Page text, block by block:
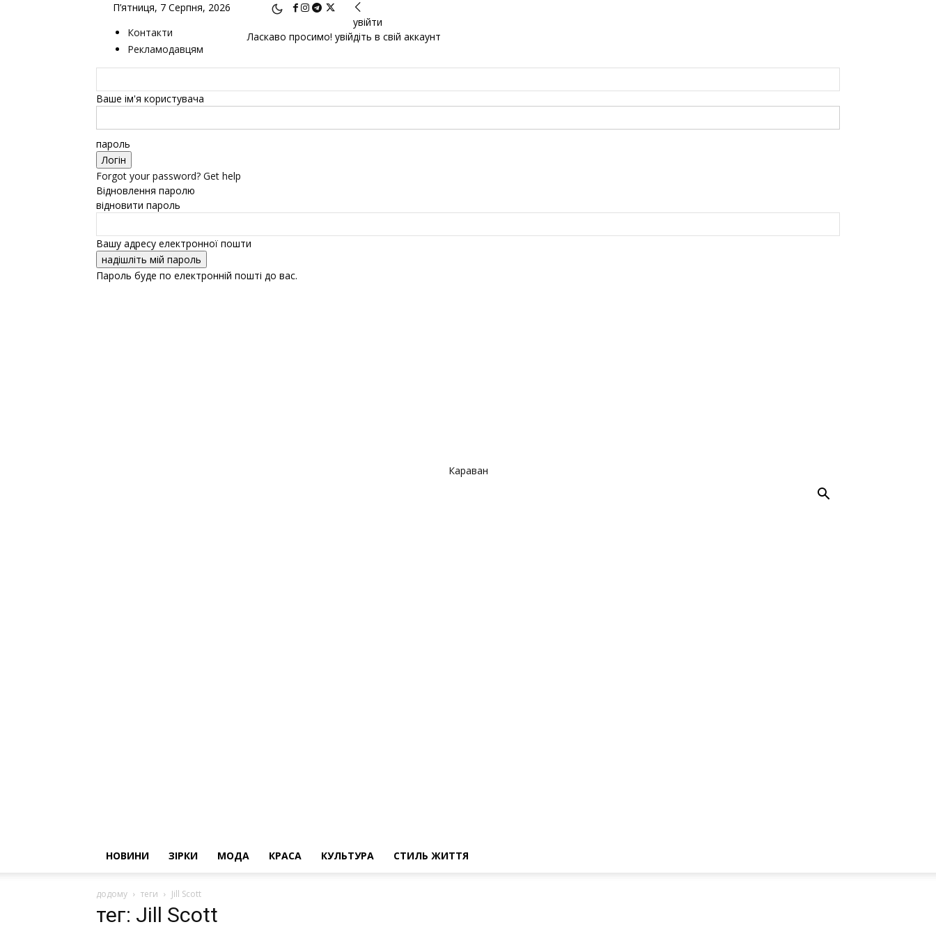
П’ятниця, 7 Серпня, 2026
Контакти
Рекламодавцям
увійти
Ласкаво просимо! увійдіть в свій аккаунт
Ваше ім'я користувача
пароль
Forgot your password? Get help
Відновлення паролю
відновити пароль
Вашу адресу електронної пошти
Пароль буде по електронній пошті до вас.
Караван
НОВИНИ ЗІРКИ МОДА КРАСА КУЛЬТУРА СТИЛЬ ЖИТТЯ
додому теги Jill Scott
тег: Jill Scott